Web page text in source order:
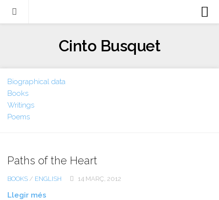
Llibres
Escrits-articles
Notícies
English
Contacte
Cinto Busquet
Biographical data
Books
Writings
Poems
Paths of the Heart
BOOKS / ENGLISH 14 MARÇ, 2012
Llegir més